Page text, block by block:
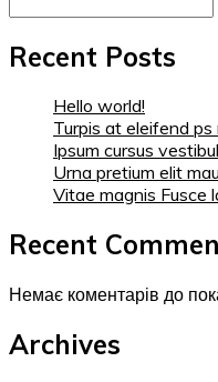
Recent Posts
Hello world!
Turpis at eleifend
Ipsum cursus
Urna pretium elit
Vitae magnis Fusce
Recent
Немає коментарів до
Archives